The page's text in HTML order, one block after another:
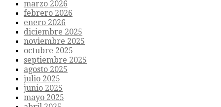
marzo 2026
febrero 2026
enero 2026
diciembre 2025
noviembre 2025
octubre 2025
septiembre 2025
agosto 2025
julio 2025
junio 2025
mayo 2025